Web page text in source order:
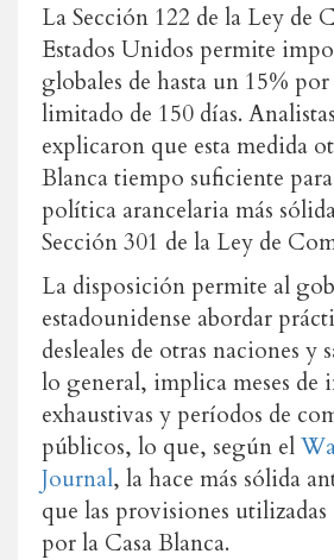
La Sección 122 de la Ley de
Estados Unidos permite
globales de hasta un 15%
limitado de 150 días.
explicaron que esta medida
Blanca tiempo suficiente
política arancelaria más
Sección 301 de la Ley de
La disposición permite al
estadounidense abordar
desleales de otras naciones y
lo general, implica meses de
exhaustivas y períodos de
públicos, lo que, según el
Journal, la hace más sólida
que las provisiones
por la Casa Blanca.